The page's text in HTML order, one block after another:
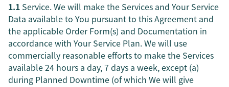
1.1 Service. We will make the Services and Your Service
Data available to You pursuant to this Agreement and
the applicable Order Form(s) and Documentation in
accordance with Your Service Plan. We will use
commercially reasonable efforts to make the Services
available 24 hours a day, 7 days a week, except (a)
during Planned Downtime (of which We will give